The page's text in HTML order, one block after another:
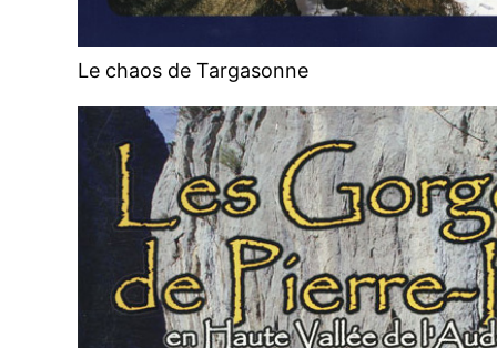
Le chaos de Targasonne